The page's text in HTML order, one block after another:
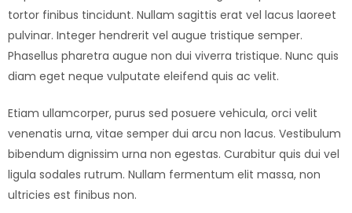
tortor finibus tincidunt. Nullam sagittis erat vel lacus laoreet
pulvinar. Integer hendrerit vel augue tristique semper.
Phasellus pharetra augue non dui viverra tristique. Nunc quis
diam eget neque vulputate eleifend quis ac velit.
Etiam ullamcorper, purus sed posuere vehicula, orci velit
venenatis urna, vitae semper dui arcu non lacus. Vestibulum
bibendum dignissim urna non egestas. Curabitur quis dui vel
ligula sodales rutrum. Nullam fermentum elit massa, non
ultricies est finibus non.